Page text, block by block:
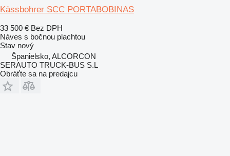
Kässbohrer SCC PORTABOBINAS
33 500 € Bez DPH
Náves s bočnou plachtou
Stav nový
Španielsko, ALCORCON
SERAUTO TRUCK-BUS S.L
Obráťte sa na predajcu